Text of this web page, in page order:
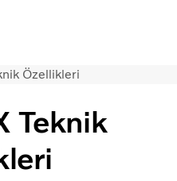
açınTürkiye
Özellikleri
Teknik